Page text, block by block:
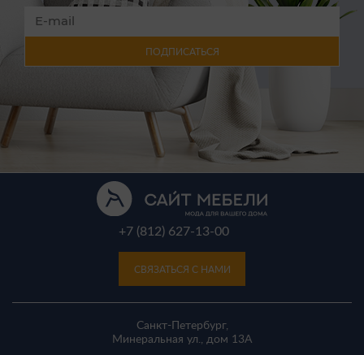
ПОДПИСАТЬСЯ
+7 (812) 627-13-00
СВЯЗАТЬСЯ С НАМИ
Санкт-Петербург,
Минеральная ул., дом 13A